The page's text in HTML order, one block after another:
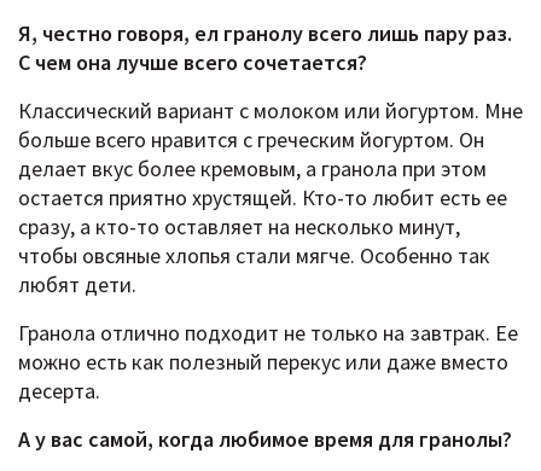
Я, честно говоря, ел гранолу всего лишь пару раз.
С чем она лучше всего сочетается?
Классический вариант с молоком или йогуртом. Мне
больше всего нравится с греческим йогуртом. Он
делает вкус более кремовым, а гранола при этом
остается приятно хрустящей. Кто-то любит есть ее
сразу, а кто-то оставляет на несколько минут,
чтобы овсяные хлопья стали мягче. Особенно так
любят дети.
Гранола отлично подходит не только на завтрак. Ее
можно есть как полезный перекус или даже вместо
десерта.
А у вас самой, когда любимое время для гранолы?